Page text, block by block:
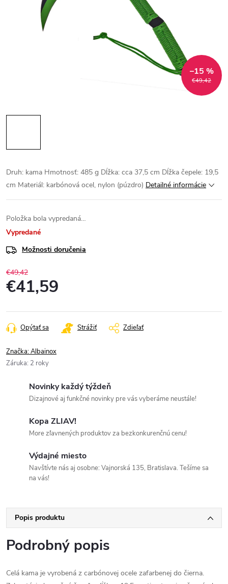
€49,42
–15 %
Druh: kama Hmotnosť: 485 g Dĺžka: cca 37,5 cm Dĺžka čepele: 19,5
cm Materiál: karbónová ocel, nylon (púzdro) Detailné informácie
Položka bola vypredaná…
Vypredané
Možnosti doručenia
€49,42
€41,59
cena:
Opýtať sa Strážiť Zdieľať
Značka:Albainox
Záruka: 2 roky
Novinky každý týždeň
Dizajnové aj funkčné novinky pre vás vyberáme neustále!
Kopa ZLIAV!
More zľavnených produktov za bezkonkurenčnú cenu!
Výdajné miesto
Navštívte nás aj osobne: Vajnorská 135, Bratislava. Tešíme sa
na vás!
Popis produktu
Podrobný popis
Celá kama je vyrobená z carbónovej ocele zafarbenej do čierna.